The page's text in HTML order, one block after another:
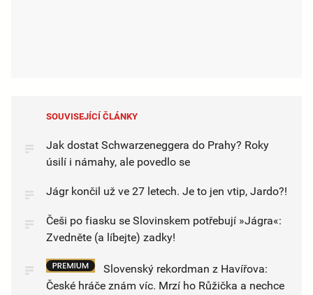
SOUVISEJÍCÍ ČLÁNKY
Jak dostat Schwarzeneggera do Prahy? Roky
úsilí i námahy, ale povedlo se
Jágr končil už ve 27 letech. Je to jen vtip, Jardo?!
Češi po fiasku se Slovinskem potřebují »Jágra«:
Zvedněte (a líbejte) zadky!
Slovenský rekordman z Havířova:
České hráče znám víc. Mrzí ho Růžička a nechce